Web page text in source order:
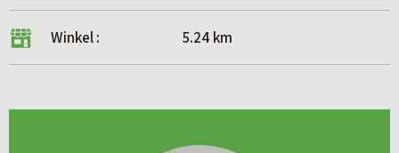
Winkel : 5.24 km